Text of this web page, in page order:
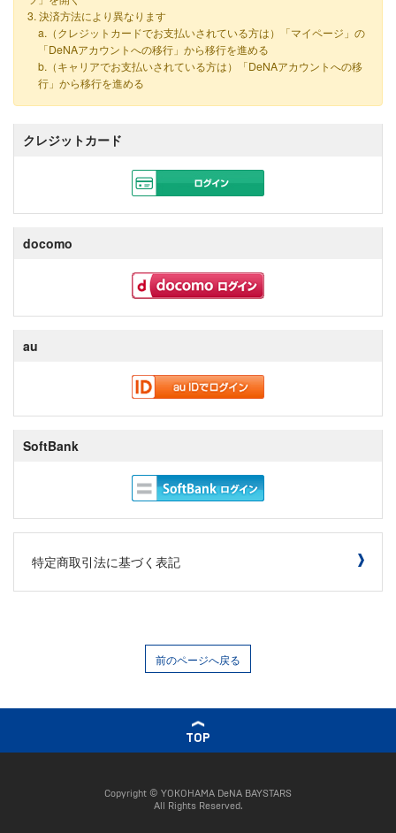
3. 決済方法により異なります
a.（クレジットカードでお支払いされている方は）「マイページ」の
「DeNAアカウントへの移行」から移行を進める
b.（キャリアでお支払いされている方は）「DeNAアカウントへの移
行」から移行を進める
クレジットカード
docomo
au
SoftBank
特定商取引法に基づく表記
前のページへ戻る
TOP
Copyright © YOKOHAMA DeNA BAYSTARS
All Rights Reserved.